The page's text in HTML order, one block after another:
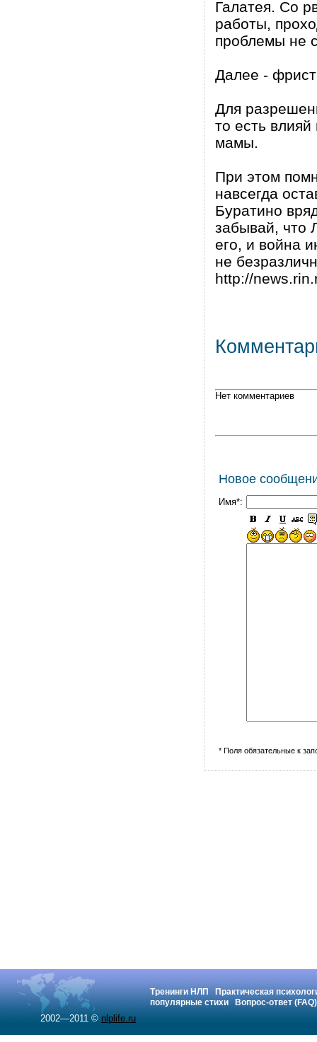
Галатея. Со
работы,
проблемы не
Далее -
Для
то есть
мамы.
При этом
навсегда
Буратино
забывай, что
его, и война
не
http://
Нет комментариев
Новое
Имя*:
* Поля обязательные к
Тренинги НЛП
Практическая
популярные стихи
Вопрос-ответ (FAQ)
2002—2011 © nlplife.ru